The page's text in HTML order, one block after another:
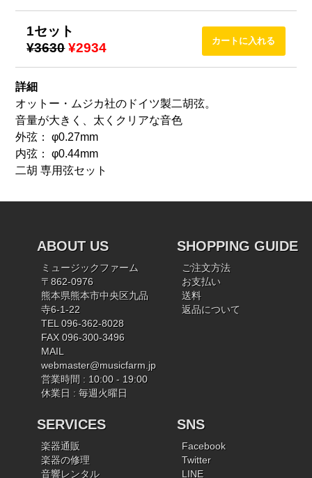
1セット
¥3630 ¥2934
詳細
オットー・ムジカ社のドイツ製二胡弦。
音量が大きく、太くクリアな音色
外弦： φ0.27mm
内弦： φ0.44mm
二胡 専用弦セット
ABOUT US
ミュージックファーム
〒862-0976
熊本県熊本市中央区九品
寺6-1-22
TEL 096-362-8028
FAX 096-300-3496
MAIL
webmaster@musicfarm.jp
営業時間 : 10:00 - 19:00
休業日 : 毎週火曜日
SHOPPING GUIDE
ご注文方法
お支払い
送料
返品について
SERVICES
楽器通販
楽器の修理
音響レンタル
SNS
Facebook
Twitter
LINE